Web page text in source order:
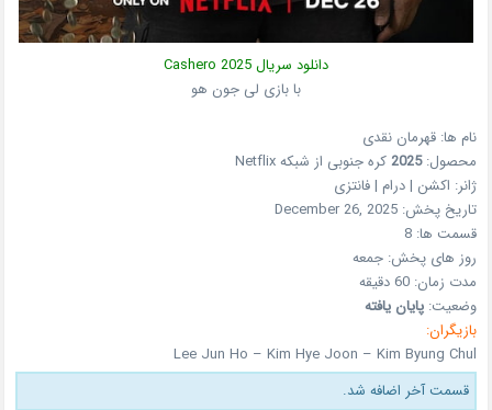
دانلود سریال Cashero 2025
با بازی لی جون هو
نام ها: قهرمان نقدی
محصول:2025 کره جنوبی از شبکهNetflix
ژانر: اکشن | درام | فانتزی
تاریخ پخش:December 26, 2025
قسمت ها:8
روز های پخش:جمعه
مدت زمان:60 دقیقه
وضعیت:پایان یافته
بازیگران:
Lee Jun Ho – Kim Hye Joon – Kim Byung Chul
قسمت آخر اضافه شد.